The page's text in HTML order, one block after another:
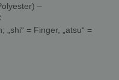
–
= Finger, „atsu“ =